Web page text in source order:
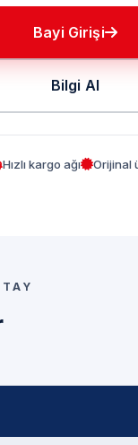
Bayi Girişi
Bilgi Al
Hızlı kargo ağı Orijinal